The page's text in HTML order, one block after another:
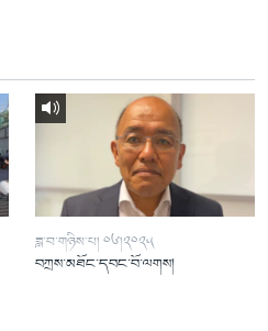
ཟླ་བ་གཉིས་པ། ༠༦།༢༠༢༥
བཀྲས་མཐོང་དབང་བོ་ལགས།